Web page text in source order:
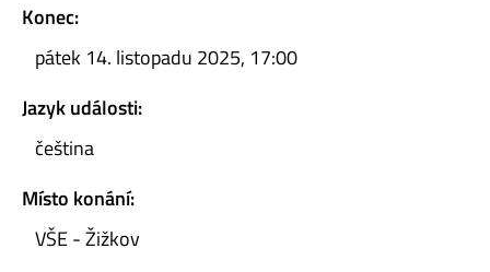
Konec:
pátek 14. listopadu 2025, 17:00
Jazyk události:
čeština
Místo konání:
VŠE - Žižkov